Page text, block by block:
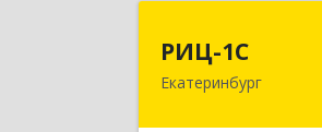
РИЦ-1С
Екатеринбург